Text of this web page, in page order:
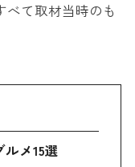
て取材当時のも
メ15選